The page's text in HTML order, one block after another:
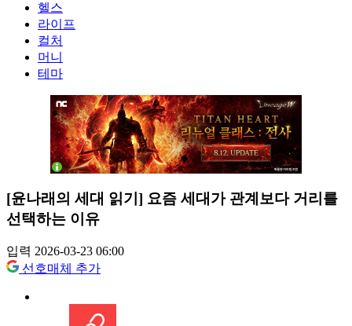
헬스
라이프
컬처
머니
테마
[윤나래의 세대 읽기] 요즘 세대가 관계보다 거리를
선택하는 이유
입력 2026-03-23 06:00
선호매체 추가